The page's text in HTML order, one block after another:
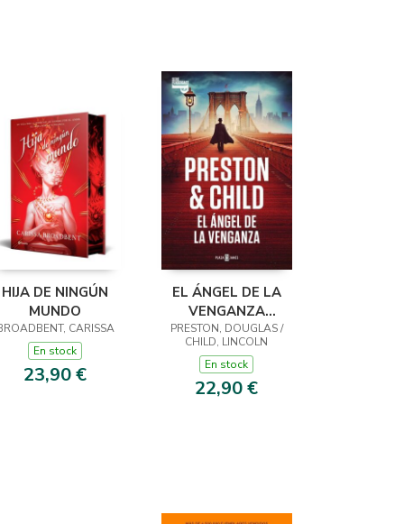
HIJA DE NINGÚN
MUNDO
CARISSA
En stock
23,90 €
EL ÁNGEL DE LA
VENGANZA
(INSPECTOR
PENDERGAST 22)
PRESTON, DOUGLAS /
CHILD, LINCOLN
En stock
22,90 €